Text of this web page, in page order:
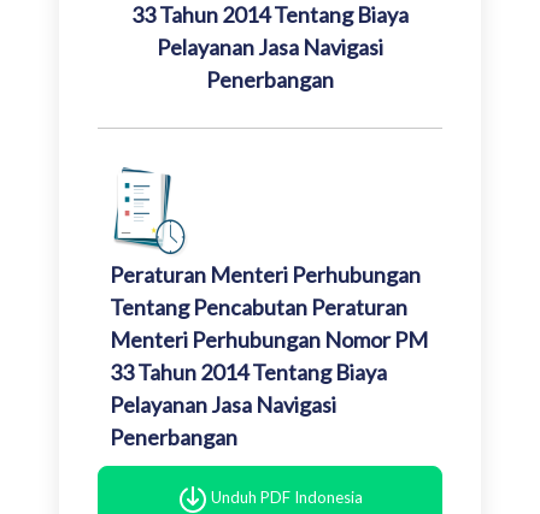
33 Tahun 2014 Tentang Biaya
Pelayanan Jasa Navigasi
Penerbangan
Peraturan Menteri Perhubungan
Tentang Pencabutan Peraturan
Menteri Perhubungan Nomor PM
33 Tahun 2014 Tentang Biaya
Pelayanan Jasa Navigasi
Penerbangan
Unduh PDF Indonesia